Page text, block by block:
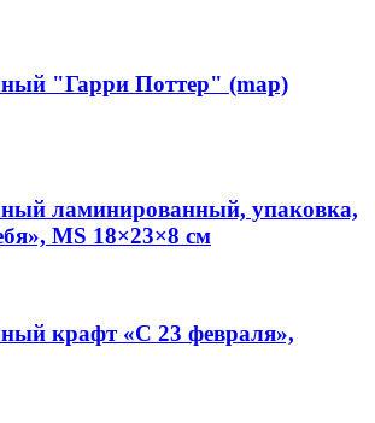
"Гарри Поттер" (map)
ламинированный, упаковка,
MS 18×23×8 см
крафт «С 23 февраля»,